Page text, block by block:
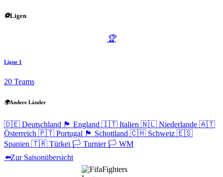
⚽Ligen
🏆
Ligue 1
20 Teams
🌍Andere Länder
🇩🇪 Deutschland 🏴󠁧󠁢󠁥󠁮󠁧󠁿 England 🇮🇹 Italien 🇳🇱 Niederlande 🇦🇹
Österreich 🇵🇹 Portugal 🏴󠁧󠁢󠁳󠁣󠁴󠁿 Schottland 🇨🇭 Schweiz 🇪🇸
Spanien 🇹🇷 Türkei 🏳️ Turnier🏳️ WM
⬅️Zur Saisonübersicht